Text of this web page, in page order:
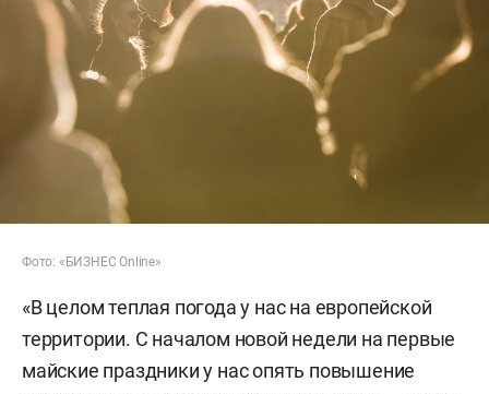
Фото: «БИЗНЕС Online»
«В целом теплая погода у нас на европейской
территории. С началом новой недели на первые
майские праздники у нас опять повышение